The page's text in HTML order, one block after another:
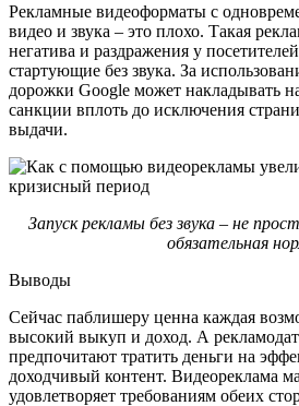
Рекламные видеоформаты с
видео и звука – это плохо. Такая
негатива и раздражения у
стартующие без звука. За
дорожки Google может накладывать
санкции вплоть до исключения
выдачи.
Запуск рекламы без звука – не
обязательная
Выводы
Сейчас паблишеру ценна каждая
высокий выкуп и доход. А
предпочитают тратить деньги на
доходчивый контент. Видеореклама
удовлетворяет требованиям обеих